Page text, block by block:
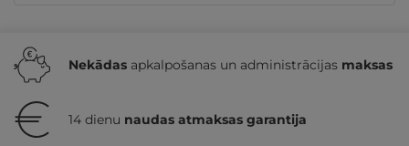
Nekādas apkalpošanas un administrācijas maksas
14 dienu naudas atmaksas garantija